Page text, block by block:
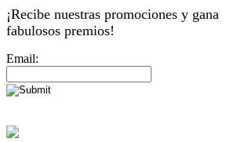
¡Recibe nuestras promociones y gana
fabulosos premios!
Email: